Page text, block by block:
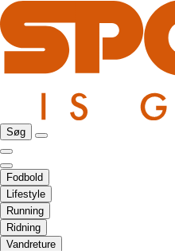
Søg
Fodbold
Lifestyle
Running
Ridning
Vandreture